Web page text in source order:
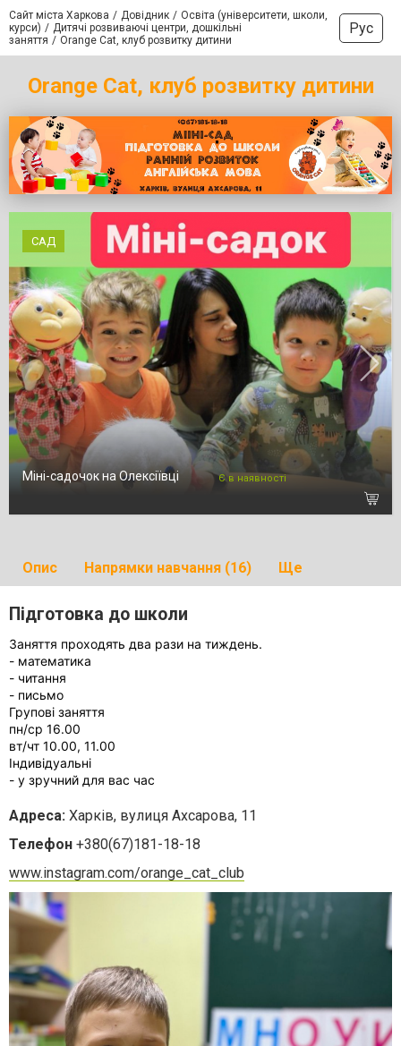
Сайт міста Харкова Довідник
Освіта (університети, школи,
курси)
Дитячі розвиваючі центри, дошкільні
заняття
Orange Cat, клуб розвитку дитини
Рус
Orange Cat, клуб розвитку дитини
САД
Міні-садочок на Олексіївці Є в наявності
Опис Напрямки навчання (16) Ще
Підготовка до школи
Заняття проходять два рази на тиждень.
- математика
- читання
- письмо
Групові заняття
пн/ср 16.00
вт/чт 10.00, 11.00
Індивідуальні
- у зручний для вас час
Адреса: Харків, вулиця Ахсарова, 11
Телефон +380(67)181-18-18
www.instagram.com/orange_cat_club